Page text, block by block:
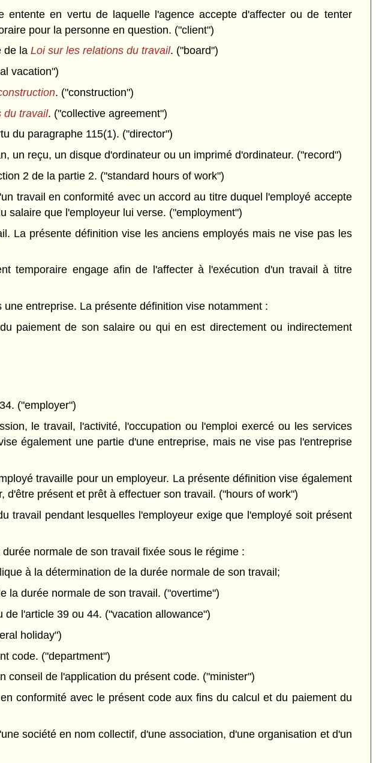
en vertu de laquelle l'agence accepte d'affecter ou de tenter
pour la personne en question. ("client")
de la Loi sur les relations du travail. ("board")
vacation")
. ("construction")
du travail. ("collective agreement")
du paragraphe 115(1). ("director")
un reçu, un disque d'ordinateur ou un imprimé d'ordinateur. ("record")
2 de la partie 2. ("standard hours of work")
travail en conformité avec un accord au titre duquel l'employé accepte
salaire que l'employeur lui verse. ("employment")
La présente définition vise les anciens employés mais ne vise pas les
temporaire engage afin de l'affecter à l'exécution d'un travail à titre
entreprise. La présente définition vise notamment :
paiement de son salaire ou qui en est directement ou indirectement
("employer")
le travail, l'activité, l'occupation ou l'emploi exercé ou les services
également une partie d'une entreprise, mais ne vise pas l'entreprise
travaille pour un employeur. La présente définition vise également
présent et prêt à effectuer son travail. ("hours of work")
travail pendant lesquelles l'employeur exige que l'employé soit présent
normale de son travail fixée sous le régime :
à la détermination de la durée normale de son travail;
la durée normale de son travail. ("overtime")
l'article 39 ou 44. ("vacation allowance")
holiday")
code. ("department")
de l'application du présent code. ("minister")
conformité avec le présent code aux fins du calcul et du paiement du
société en nom collectif, d'une association, d'une organisation et d'un